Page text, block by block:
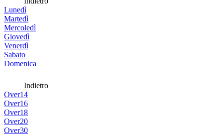
Lunedì
Martedì
Mercoledì
Giovedì
Venerdì
Sabato
Domenica
Indietro
Over14
Over16
Over18
Over20
Over30